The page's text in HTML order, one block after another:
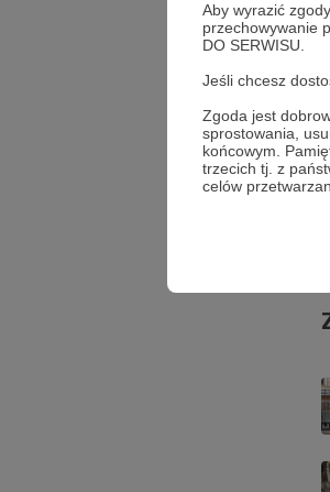
Aby wyrazić
przechowywanie
DO SERWISU.
Jeśli chcesz
Zgoda jest
sprostowania,
końcowym.
trzecich tj. z
celów